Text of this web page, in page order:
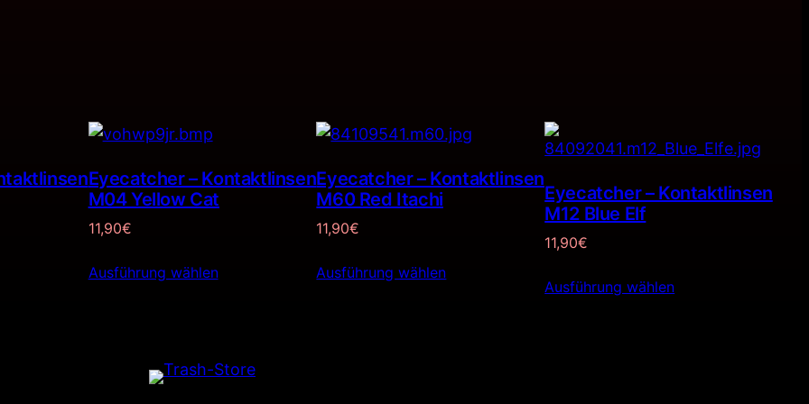
Eyecatcher – Kontaktlinsen
M04 Yellow Cat
11,90€
Ausführung wählen
Eyecatcher – Kontaktlinsen
M60 Red Itachi
11,90€
Ausführung wählen
Eyecatcher – Kontaktlinsen
M12 Blue Elf
11,90€
Ausführung wählen